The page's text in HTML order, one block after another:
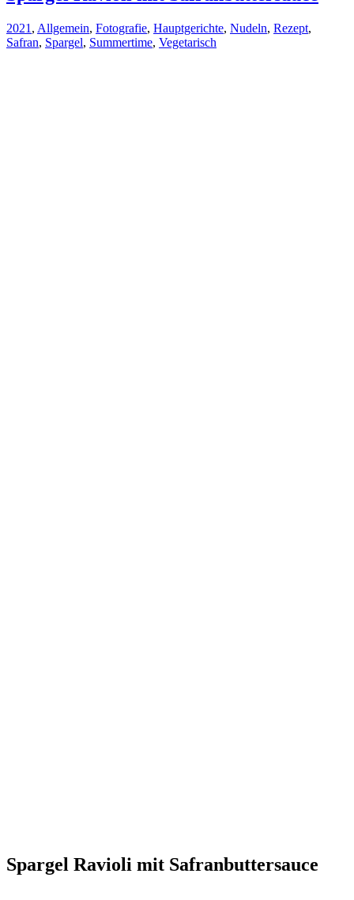
2021 , Allgemein, Fotografie, Hauptgerichte, Nudeln, Rezept,
Safran, Spargel, Summertime, Vegetarisch
Spargel Ravioli mit Safranbuttersauce